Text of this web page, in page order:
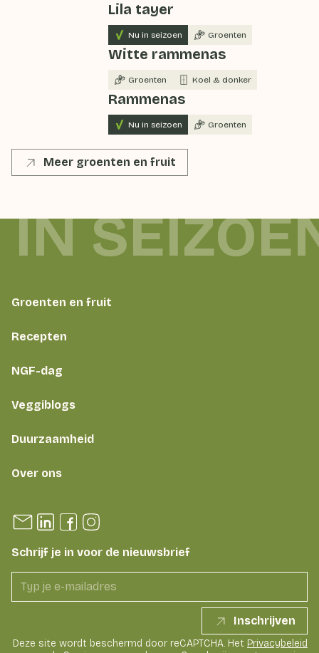
Lila tayer
Nu in seizoen Groenten
Witte rammenas
Groenten Koel & donker
Rammenas
Nu in seizoen Groenten
Meer groenten en fruit
Groenten en fruit
Recepten
NGF-dag
Veggiblogs
Duurzaamheid
Over ons
Schrijf je in voor de nieuwsbrief
Inschrijven
Deze site wordt beschermd door reCAPTCHA. Het Privacybeleid